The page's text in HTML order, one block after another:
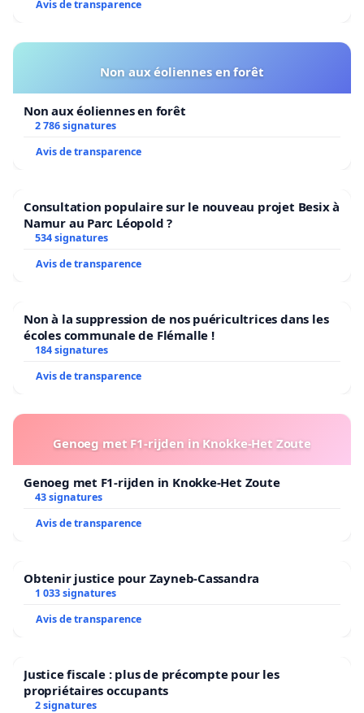
Avis de transparence
Non aux éoliennes en forêt
Non aux éoliennes en forêt
2 786 signatures
Avis de transparence
Consultation populaire sur le nouveau projet Besix à
Namur au Parc Léopold ?
534 signatures
Avis de transparence
Non à la suppression de nos puéricultrices dans les
écoles communale de Flémalle !
184 signatures
Avis de transparence
Genoeg met F1-rijden in Knokke-Het Zoute
Genoeg met F1-rijden in Knokke-Het Zoute
43 signatures
Avis de transparence
Obtenir justice pour Zayneb-Cassandra
1 033 signatures
Avis de transparence
Justice fiscale : plus de précompte pour les
propriétaires occupants
2 signatures